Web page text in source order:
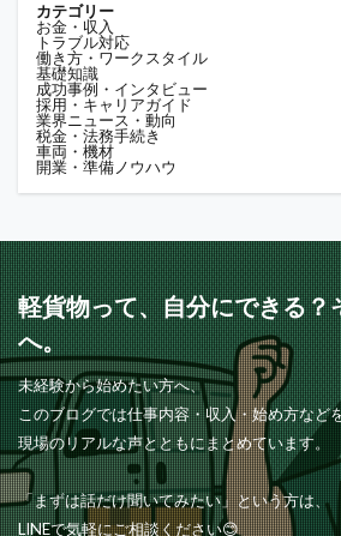
カテゴリー
お金・収入
トラブル対応
働き方・ワークスタイル
基礎知識
成功事例・インタビュー
採用・キャリアガイド
業界ニュース・動向
税金・法務手続き
車両・機材
開業・準備ノウハウ
軽貨物って、自分にできる？
へ。
未経験から始めたい方へ、
このブログでは仕事内容・収入・始め方などを
現場のリアルな声とともにまとめています。
「まずは話だけ聞いてみたい」という方は、
LINEで気軽にご相談ください😊